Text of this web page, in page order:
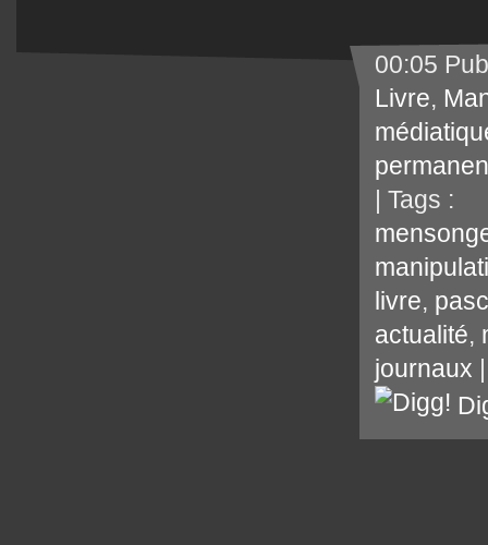
00:05
Livre,
| Tags :
livre,
actualité,
journaux